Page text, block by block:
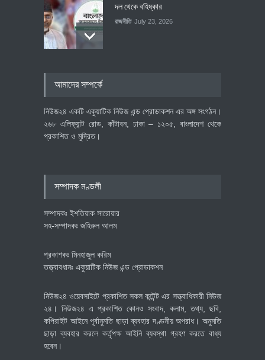
দল থেকে বহিষ্কার
রাজনীতি July 23, 2026
আমাদের সম্পর্কে
নিউজ২৪ একটি একুয়াটিক নিউজ এন্ড প্রোডাকশন এর অঙ্গ সংগঠন।
২৬৮ এলিফ্যান্ট রোড, কাঁটাবন, ঢাকা – ১২০৫, বাংলাদেশ থেকে
প্রকাশিত ও মুদ্রিত।
সম্পাদক মণ্ডলী
সম্পাদকঃ ইশতিয়াক সারোয়ার
সহ-সম্পাদকঃ জহিরুল আলম
প্রকাশকঃ মিনহাজুল করিম
তত্ত্বাবধানঃ একুয়াটিক নিউজ এন্ড প্রোডাকশন
নিউজ২৪ ওয়েবসাইটে প্রকাশিত সকল কন্টেন্ট এর সত্ত্বাধিকারী নিউজ
২৪। নিউজ২৪ এ প্রকাশিত কোনও সংবাদ, কলাম, তথ্য, ছবি,
কপিরাইট আইনে পূর্বানুমতি ছাড়া ব্যবহার দণ্ডনীয় অপরাধ। অনুমতি
ছাড়া ব্যবহার করলে কর্তৃপক্ষ আইনি ব্যবস্থা গ্রহণ করতে বাধ্য
হবেন।